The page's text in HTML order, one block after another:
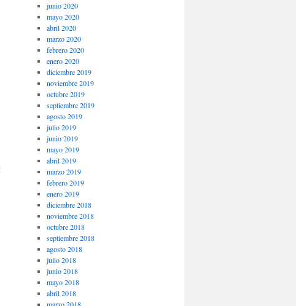
junio 2020
mayo 2020
abril 2020
marzo 2020
febrero 2020
enero 2020
diciembre 2019
noviembre 2019
octubre 2019
septiembre 2019
agosto 2019
julio 2019
junio 2019
mayo 2019
abril 2019
marzo 2019
febrero 2019
enero 2019
diciembre 2018
noviembre 2018
octubre 2018
septiembre 2018
agosto 2018
julio 2018
junio 2018
mayo 2018
abril 2018